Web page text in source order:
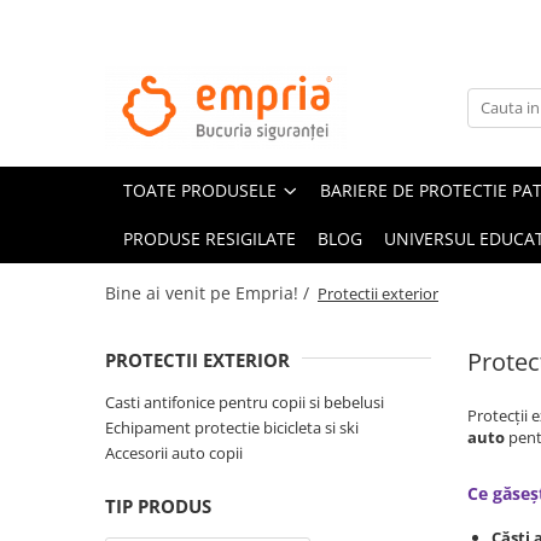
TOATE PRODUSELE
Oferte Protectii Laterale Pat
Bariere protectie pentru pat
Aparatori laterale patut bebe
Sigurante pentru sertare si usi
Sigurante geamuri si usi glisante
Kituri de siguranta pentru copii si
Protectii casa
TOATE PRODUSELE BARIERE DE PROTECTIE PAT
PRODUSE RESIGILATE BLOG UNIVERSUL
Bine ai venit pe Empria! / Protectii exterior
Protecții
auto
Ce
PROTECTII EXTERIOR
Casti antifonice pentru copii si bebelusi
Echipament protectie bicicleta si ski
Accesorii auto copii
TIP PRODUS